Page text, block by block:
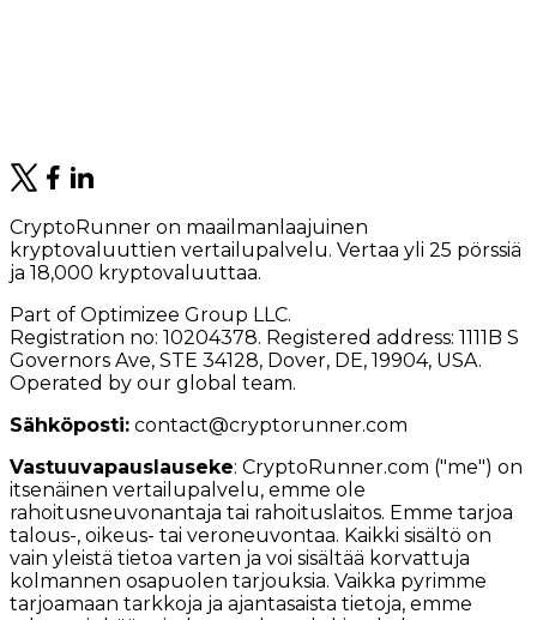
CryptoRunner on maailmanlaajuinen
kryptovaluuttien vertailupalvelu. Vertaa yli 25 pörssiä
ja 18,000 kryptovaluuttaa.
Part of Optimizee Group LLC.
Registration no: 10204378. Registered address: 1111B S
Governors Ave, STE 34128, Dover, DE, 19904, USA.
Operated by our global team.
Sähköposti: contact@cryptorunner.com
Vastuuvapauslauseke: CryptoRunner.com ("me") on
itsenäinen vertailupalvelu, emme ole
rahoitusneuvonantaja tai rahoituslaitos. Emme tarjoa
talous-, oikeus- tai veroneuvontaa. Kaikki sisältö on
vain yleistä tietoa varten ja voi sisältää korvattuja
kolmannen osapuolen tarjouksia. Vaikka pyrimme
tarjoamaan tarkkoja ja ajantasaista tietoja, emme